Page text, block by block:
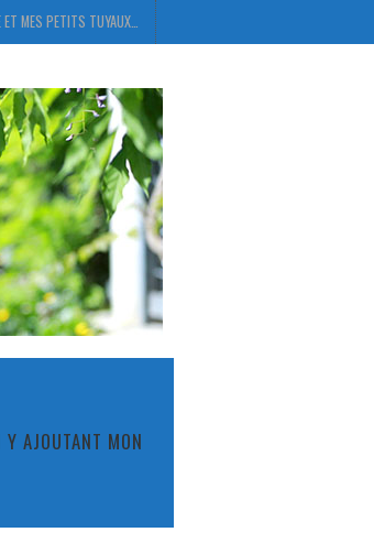
ET MES PETITS TUYAUX…
AJOUTANT MON